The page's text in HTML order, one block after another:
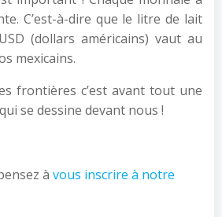
C’est-à-dire que le litre de lait
(dollars américains) vaut au
mexicains.
frontières c’est avant tout une
se dessine devant nous !
à vous inscrire à notre